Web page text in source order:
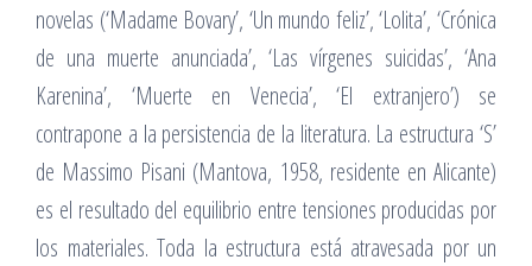
novelas (‘Madame Bovary’, ‘Un mundo feliz’, ‘Lolita’, ‘Crónica
de una muerte anunciada’, ‘Las vírgenes suicidas’, ‘Ana
Karenina’, ‘Muerte en Venecia’, ‘El extranjero’) se
contrapone a la persistencia de la literatura. La estructura ‘S’
de Massimo Pisani (Mantova, 1958, residente en Alicante)
es el resultado del equilibrio entre tensiones producidas por
los materiales. Toda la estructura está atravesada por un